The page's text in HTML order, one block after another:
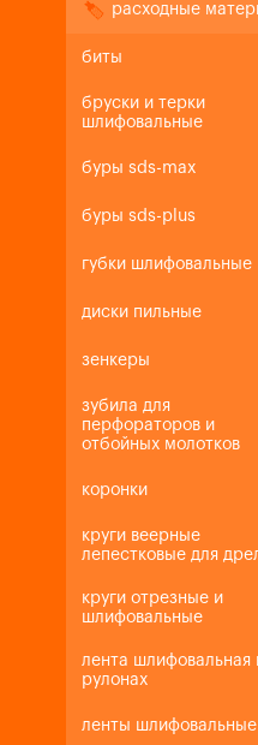
расходные
биты
бруски и терки
шлифовальные
буры sds-max
буры sds-plus
губки шлифовальные
диски пильные
зенкеры
зубила для
перфораторов и
отбойных молотков
коронки
круги веерные
лепестковые для
круги отрезные и
шлифовальные
лента шлифовальная
рулонах
ленты шлифовальные